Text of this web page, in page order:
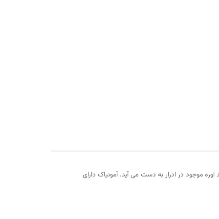
موجود در ادرار به دست می آید. آمونیاک دارای